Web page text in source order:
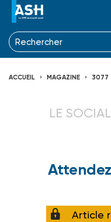
ACCUEIL MAGAZINE 3077
LE
Article